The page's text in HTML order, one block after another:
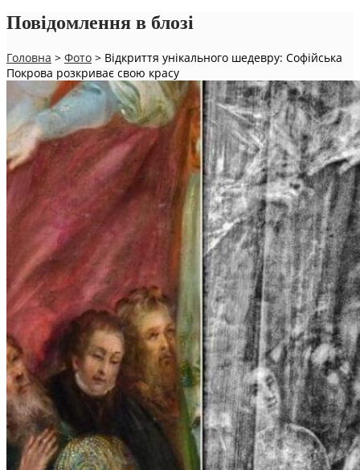
Повідомлення в блозі
Головна > Фото > Відкриття унікального шедевру: Софійська
Покрова розкриває свою красу